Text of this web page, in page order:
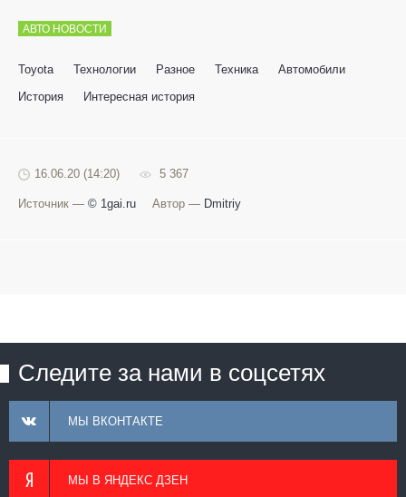
АВТО НОВОСТИ
Toyota Технологии Разное Техника
Автомобили
История
Интересная история
16.06.20 (14:20) 5 367
Источник — © 1gai.ru Автор — Dmitriy
Следите за нами в соцсетях
МЫ ВКОНТАКТЕ
МЫ В ЯНДЕКС ДЗЕН